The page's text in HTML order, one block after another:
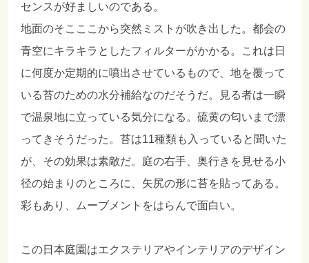
センスが好ましいのである。
地面のそこここから突然ミストが吹き出した。都会の
青空にキラキラとしたフィルターがかかる。これは日
に何度か定期的に噴出させているもので、地を覆って
いる苔のための水分補給なのだそうだ。見る者は一瞬
で温泉地に立っている気分になる。硫黄の匂いまで漂
ってきそうだった。苔は11種類も入っていると聞いた
が、その効果は素敵だ。庭の右手、奥行きを見せる小
径の始まりのところに、矢尻の形に苔を貼ってある。
彩もあり、ムーブメントをはらんで面白い。
この日本庭園はエクステリアやインテリアのデザイン